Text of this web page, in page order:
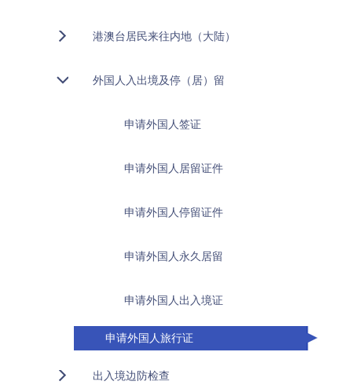
港澳台居民来往内地（大陆）
外国人入出境及停（居）留
申请外国人签证
申请外国人居留证件
申请外国人停留证件
申请外国人永久居留
申请外国人出入境证
申请外国人旅行证
出入境边防检查